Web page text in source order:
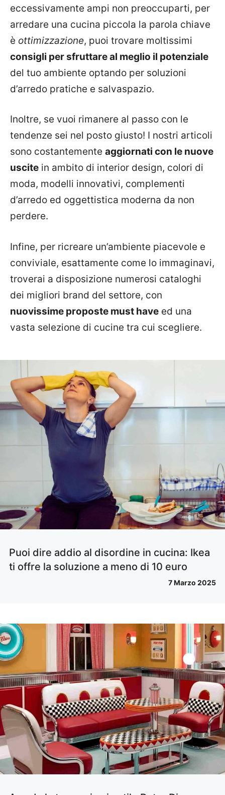
eccessivamente ampi non preoccuparti, per
arredare una cucina piccola la parola chiave
è ottimizzazione, puoi trovare moltissimi
consigli per sfruttare al meglio il potenziale
del tuo ambiente optando per soluzioni
d’arredo pratiche e salvaspazio.
Inoltre, se vuoi rimanere al passo con le
tendenze sei nel posto giusto! I nostri articoli
sono costantemente aggiornati con le nuove
uscite in ambito di interior design, colori di
moda, modelli innovativi, complementi
d’arredo ed oggettistica moderna da non
perdere.
Infine, per ricreare un’ambiente piacevole e
conviviale, esattamente come lo immaginavi,
troverai a disposizione numerosi cataloghi
dei migliori brand del settore, con
nuovissime proposte must have ed una
vasta selezione di cucine tra cui scegliere.
Puoi dire addio al disordine in cucina: Ikea
ti offre la soluzione a meno di 10 euro
7 Marzo 2025